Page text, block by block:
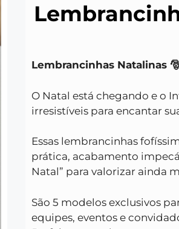
Lembrancinhas Natalinas
O Natal está chegando e o
irresistíveis para encantar
Essas lembrancinhas
prática, acabamento
Natal” para valorizar ainda
São 5 modelos exclusivos
equipes, eventos e